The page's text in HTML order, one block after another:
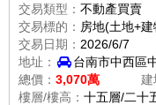
交易類型： 不動產買賣
交易標的： 房地(土地+
交易日期： 2026/6/7
地址：
台南市中西區
總價： 3,070萬 建
樓層/樓高： 十五層/二十